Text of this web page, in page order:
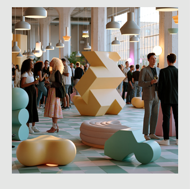
interieurbranche krijgt opnieuw
een eigen podium. Op dinsdag 10
november 2026 vindt de tweede
editie van de Interieur Future
Summit plaats, dit keer in Vianen.
Een dag waarop de hele branche
samenkomt om vooruit te kijken
naar waar ons vak naartoe
beweegt. De presale is gestart en
er zijn vijftig tickets beschikbaar
voor 75 euro, daarna gaat de prijs
naar 125 euro. De Interieur Future